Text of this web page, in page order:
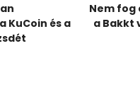
KuCoin és a
Nem fog
a Bakkt